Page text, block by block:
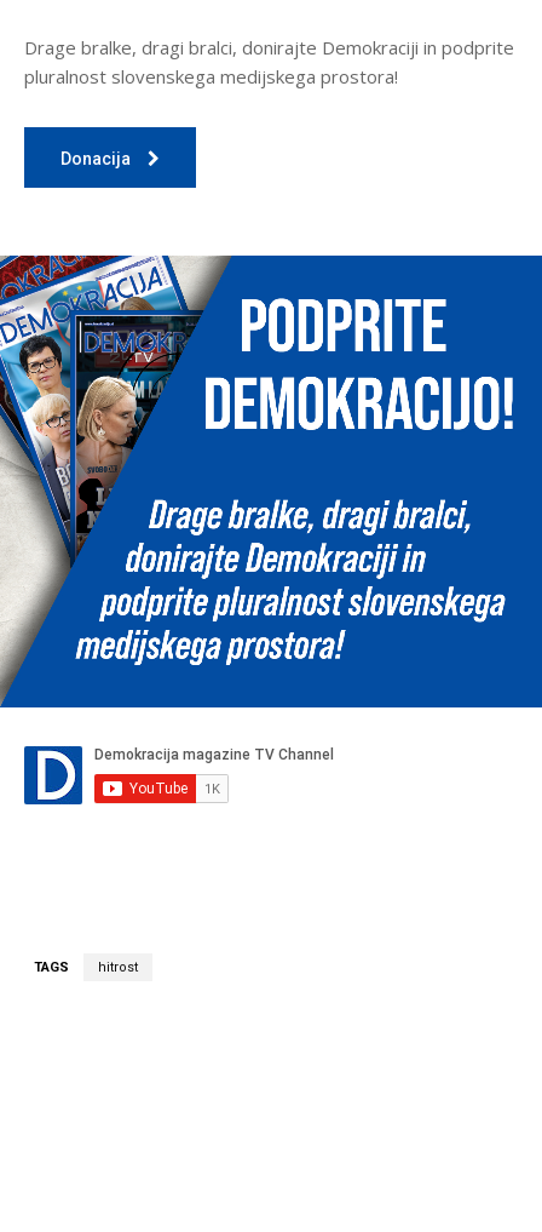
Drage bralke, dragi bralci, donirajte Demokraciji in podprite
pluralnost slovenskega medijskega prostora!
Donacija
TAGS hitrost